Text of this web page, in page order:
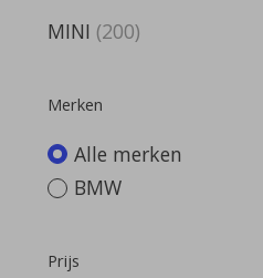
MINI (200)
Merken
Alle merken
BMW
Prijs